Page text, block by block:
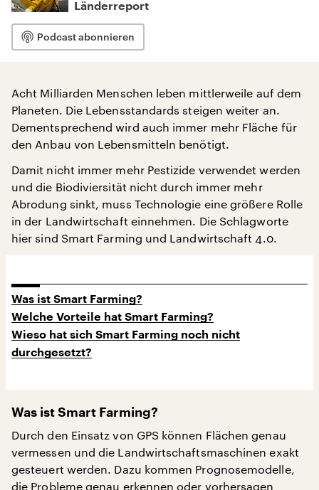
Länderreport
Podcast abonnieren
Acht Milliarden Menschen leben mittlerweile auf dem
Planeten. Die Lebensstandards steigen weiter an.
Dementsprechend wird auch immer mehr Fläche für
den Anbau von Lebensmitteln benötigt.
Damit nicht immer mehr Pestizide verwendet werden
und die Biodiviersität nicht durch immer mehr
Abrodung sinkt, muss Technologie eine größere Rolle
in der Landwirtschaft einnehmen. Die Schlagworte
hier sind Smart Farming und Landwirtschaft 4.0.
Was ist Smart Farming?
Welche Vorteile hat Smart Farming?
Wieso hat sich Smart Farming noch nicht
durchgesetzt?
Was ist Smart Farming?
Durch den Einsatz von GPS können Flächen genau
vermessen und die Landwirtschaftsmaschinen exakt
gesteuert werden. Dazu kommen Prognosemodelle,
die Probleme genau erkennen oder vorhersagen